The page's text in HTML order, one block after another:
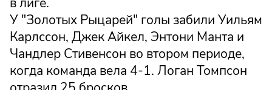
У "Золотых Рыцарей" голы забили Уильям
Карлссон, Джек Айкел, Энтони Манта и
Чандлер Стивенсон во втором периоде,
когда команда вела 4-1. Логан Томпсон